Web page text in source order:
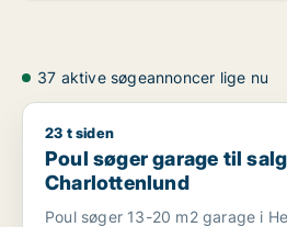
37 aktive søgeannoncer lige nu
Poul søger garage til salg i
23 t siden
Poul søger garage til
Charlottenlund
Poul søger 13-20 m2 garage i